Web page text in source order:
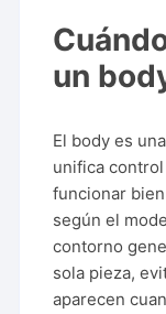
un
El body es
unifica
funcionar
según el
contorno
sola pieza,
aparecen